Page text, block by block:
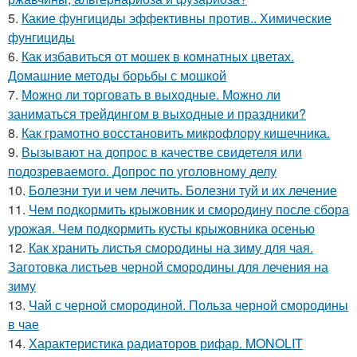
5. Какие фунгициды эффективны против.. Химические
фунгициды
6. Как избавиться от мошек в комнатных цветах.
Домашние методы борьбы с мошкой
7. Можно ли торговать в выходные. Можно ли
заниматься трейдингом в выходные и праздники?
8. Как грамотно восстановить микрофлору кишечника.
9. Вызывают на допрос в качестве свидетеля или
подозреваемого. Допрос по уголовному делу
10. Болезни туи и чем лечить. Болезни туй и их лечение
11. Чем подкормить крыжовник и смородину после сбора
урожая. Чем подкормить кусты крыжовника осенью
12. Как хранить листья смородины на зиму для чая.
Заготовка листьев черной смородины для лечения на
зиму
13. Чай с черной смородиной. Польза черной смородины
в чае
14. Характеристика радиаторов рифар. MONOLIT